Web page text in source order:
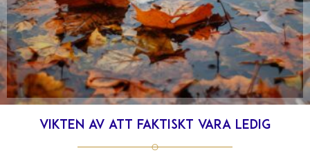
Vikten av att faktiskt vara ledig